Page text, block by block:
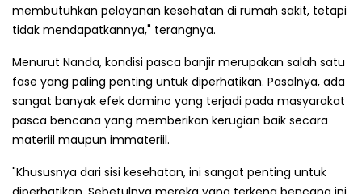
membutuhkan pelayanan kesehatan di rumah sakit, tetapi
tidak mendapatkannya," terangnya.
Menurut Nanda, kondisi pasca banjir merupakan salah satu
fase yang paling penting untuk diperhatikan. Pasalnya, ada
sangat banyak efek domino yang terjadi pada masyarakat
pasca bencana yang memberikan kerugian baik secara
materiil maupun immateriil.
"Khususnya dari sisi kesehatan, ini sangat penting untuk